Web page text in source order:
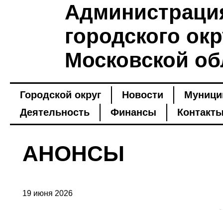
городского
Московской
Городской округ Новости
Деятельность
Финансы
АНОНСЫ
19 июня 2026